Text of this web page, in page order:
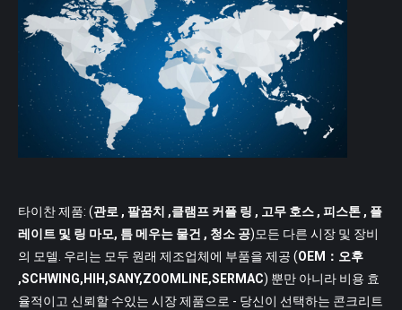
타이찬 제품: (관로 , 팔꿈치 ,클램프 커플 링 , 고무 호스 , 피스톤 , 플
레이트 및 링 마모, 틈 메우는 물건 , 청소 공)모든 다른 시장 및 장비
의 모델. 우리는 모두 원래 제조업체에 부품을 제공 (OEM：오후
,SCHWING,HIH,SANY,ZOOMLINE,SERMAC) 뿐만 아니라 비용 효
율적이고 신뢰할 수있는 시장 제품으로 - 당신이 선택하는 콘크리트